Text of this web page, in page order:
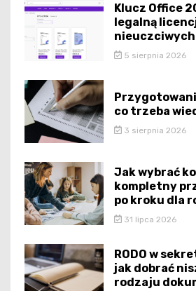
Klucz Office
legalną
5 sierpnia 2026
co trzeba
3 sierpnia 2026
Jak wybrać
kompletny
po kroku dla
31 lipca 2026
RODO w
jak dobrać
rodzaju